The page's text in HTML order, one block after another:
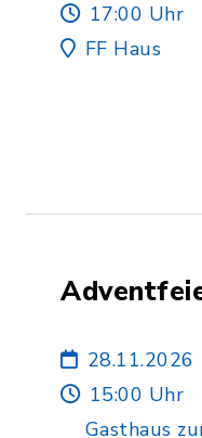
17:00 Uhr
FF Haus
28.11.2026
15:00 Uhr
Gasthaus